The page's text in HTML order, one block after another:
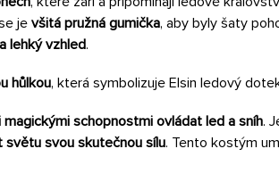
jevšitá pružná gumička, aby byly šaty
lehký vzhled.
hůlkou, která symbolizuje Elsin ledový
magickými schopnostmi ovládat led a sníh.
světu svou skutečnou sílu. Tento kostým